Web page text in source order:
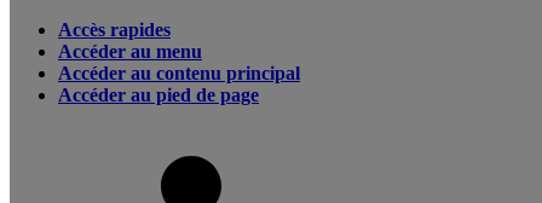
Accès rapides
Accéder au menu
Accéder au contenu principal
Accéder au pied de page